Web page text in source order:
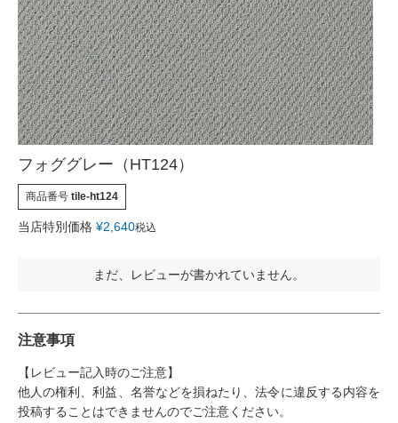
フォググレー（HT124）
商品番号 tile-ht124
当店特別価格 ¥2,640税込
まだ、レビューが書かれていません。
注意事項
【レビュー記入時のご注意】
他人の権利、利益、名誉などを損ねたり、法令に違反する内容を
投稿することはできませんのでご注意ください。